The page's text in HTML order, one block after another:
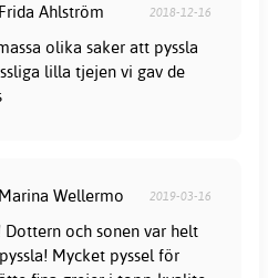
Ahlström 2018-12-16
olika saker att pyssla
lilla tjejen vi gav de
Wellermo 2019-03-16
Dottern och sonen var helt
Mycket pyssel för